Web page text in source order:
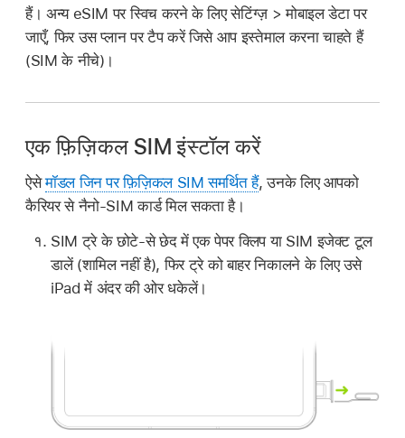
हैं। अन्य eSIM पर स्विच करने के लिए सेटिंग्ज़ > मोबाइल डेटा पर
जाएँ, फिर उस प्लान पर टैप करें जिसे आप इस्तेमाल करना चाहते हैं
(SIM के नीचे)।
एक फ़िज़िकल SIM इंस्टॉल करें
ऐसेमॉडल जिन पर फ़िज़िकल SIM समर्थित हैं, उनके लिए आपको
कैरियर से नैनो-SIM कार्ड मिल सकता है।
SIM ट्रे के छोटे-से छेद में एक पेपर क्लिप या SIM इजेक्ट टूल
डालें (शामिल नहीं है), फिर ट्रे को बाहर निकालने के लिए उसे
iPad में अंदर की ओर धकेलें।